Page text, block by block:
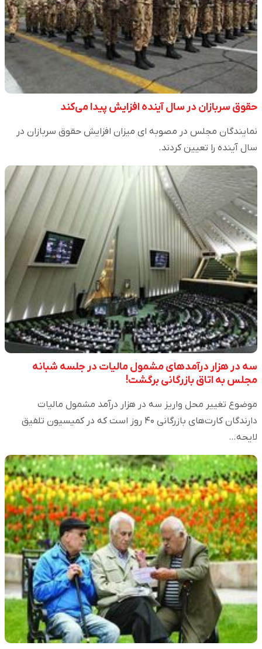
حقوق سربازان در سال آینده افزایش پیدا می‌کند
نمایندگان مجلس در مصوبه ای میزان افزایش حقوق سربازان در
سال آینده را تعیین کردند.
سه در هزار درآمدهای مشمول مالیات در جلسه شبانه
مجلس به اتاق بازرگانی برگشت!
موضوع تغییر محل واریز سه در هزار درآمد مشمول مالیات
دارندگان کارت‌های بازرگانی ۴۰ روز است که در کمیسیون تلفیق
لایحه…